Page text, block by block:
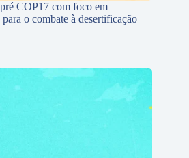
COP17 com foco em
o combate à desertificação